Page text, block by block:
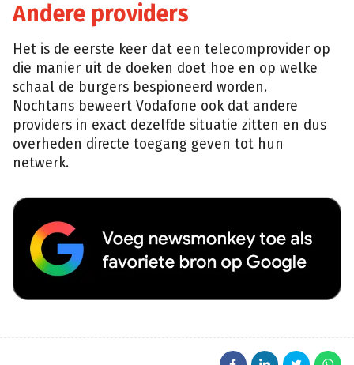
Andere providers
Het is de eerste keer dat een telecomprovider op
die manier uit de doeken doet hoe en op welke
schaal de burgers bespioneerd worden.
Nochtans beweert Vodafone ook dat andere
providers in exact dezelfde situatie zitten en dus
overheden directe toegang geven tot hun
netwerk.